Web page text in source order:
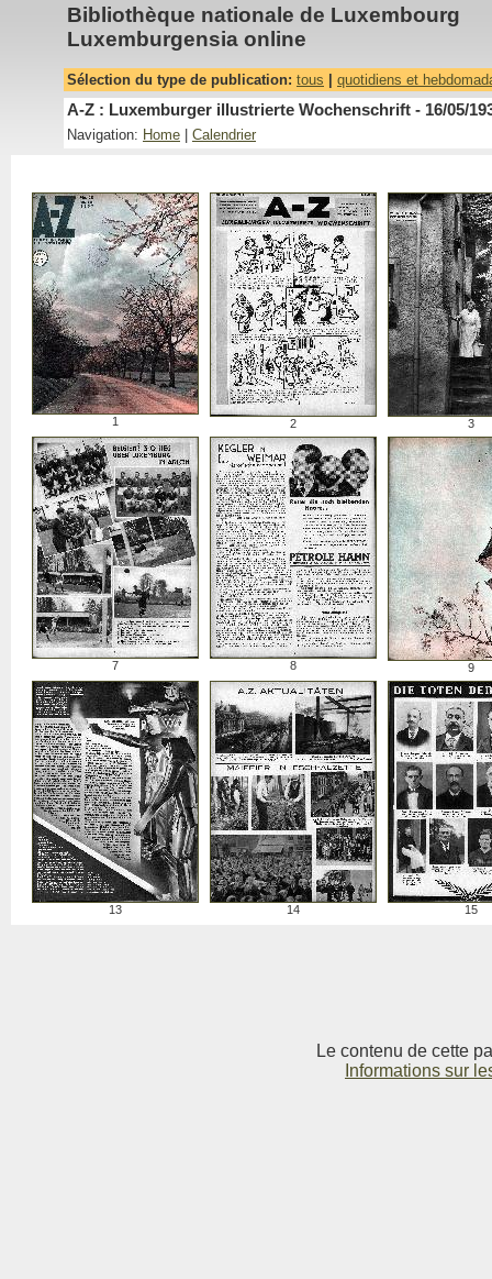
Bibliothèque nationale de Luxembourg
Luxemburgensia online
Sélection du type de publication: tous quotidiens et
A-Z : Luxemburger illustrierte Wochenschrift - 16/05/
Navigation: Home Calendrier
1 2 3
7 8 9
13 14 15
Le contenu de cette
Informations sur